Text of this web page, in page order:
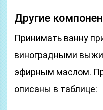
Другие
Принимать ванну
виноградными
эфирным маслом.
описаны в таблице: